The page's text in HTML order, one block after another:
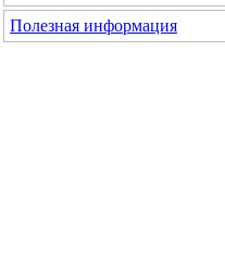
Полезная информация